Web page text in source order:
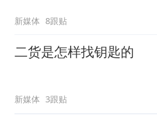
新媒体 8跟贴
二货是怎样找钥匙的
新媒体 3跟贴